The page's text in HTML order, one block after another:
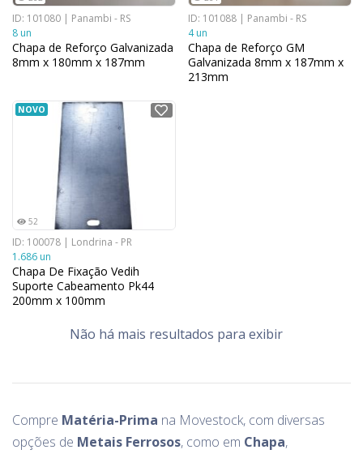
ID: 101080 | Panambi - RS
8 un
Chapa de Reforço Galvanizada
8mm x 180mm x 187mm
ID: 101088 | Panambi - RS
4 un
Chapa de Reforço GM
Galvanizada 8mm x 187mm x
213mm
NOVO
52
ID: 100078 | Londrina - PR
1.686 un
Chapa De Fixação Vedih
Suporte Cabeamento Pk44
200mm x 100mm
Não há mais resultados para exibir
Compre Matéria-Prima na Movestock, com diversas
opções de Metais Ferrosos, como em Chapa,